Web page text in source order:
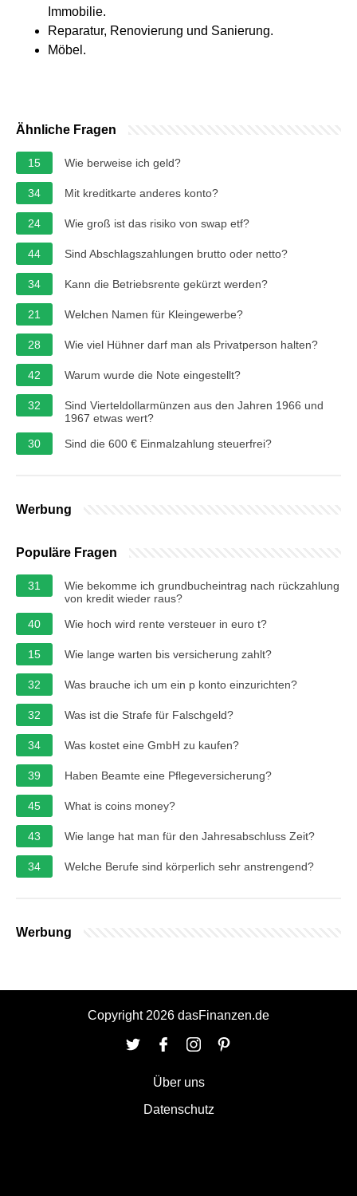
Immobilie.
Reparatur, Renovierung und Sanierung.
Möbel.
Ähnliche Fragen
15 Wie berweise ich geld?
34 Mit kreditkarte anderes konto?
24 Wie groß ist das risiko von swap etf?
44 Sind Abschlagszahlungen brutto oder netto?
34 Kann die Betriebsrente gekürzt werden?
21 Welchen Namen für Kleingewerbe?
28 Wie viel Hühner darf man als Privatperson halten?
42 Warum wurde die Note eingestellt?
32
Sind Vierteldollarmünzen aus den Jahren 1966 und
1967 etwas wert?
30
Sind die 600 € Einmalzahlung steuerfrei?
Werbung
Populäre Fragen
31
Wie bekomme ich grundbucheintrag nach rückzahlung
von kredit wieder raus?
40
Wie hoch wird rente versteuer in euro t?
15 Wie lange warten bis versicherung zahlt?
32 Was brauche ich um ein p konto einzurichten?
32 Was ist die Strafe für Falschgeld?
34 Was kostet eine GmbH zu kaufen?
39 Haben Beamte eine Pflegeversicherung?
45 What is coins money?
43 Wie lange hat man für den Jahresabschluss Zeit?
34 Welche Berufe sind körperlich sehr anstrengend?
Werbung
Copyright 2026 dasFinanzen.de
Über uns
Datenschutz